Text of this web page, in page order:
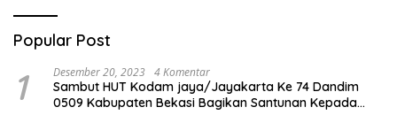
Popular Post
1 Desember 20, 2023 4 Komentar
Sambut HUT Kodam jaya/Jayakarta Ke 74 Dandim
0509 Kabupaten Bekasi Bagikan Santunan Kepada